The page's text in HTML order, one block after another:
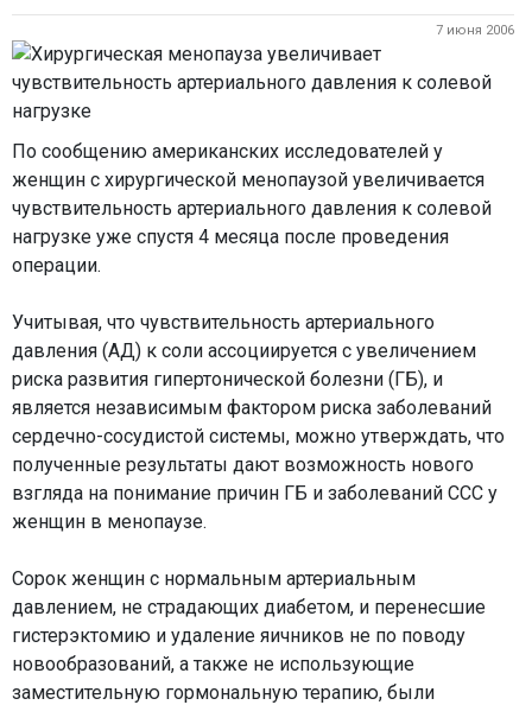
7 июня 2006
По сообщению американских исследователей у
женщин с хирургической менопаузой увеличивается
чувствительность артериального давления к солевой
нагрузке уже спустя 4 месяца после проведения
операции.
Учитывая, что чувствительность артериального
давления (АД) к соли ассоциируется с увеличением
риска развития гипертонической болезни (ГБ), и
является независимым фактором риска заболеваний
сердечно-сосудистой системы, можно утверждать, что
полученные результаты дают возможность нового
взгляда на понимание причин ГБ и заболеваний ССС у
женщин в менопаузе.
Сорок женщин с нормальным артериальным
давлением, не страдающих диабетом, и перенесшие
гистерэктомию и удаление яичников не по поводу
новообразований, а также не использующие
заместительную гормональную терапию, были